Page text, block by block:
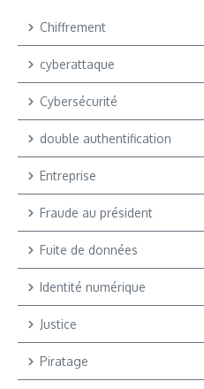
Chiffrement
cyberattaque
Cybersécurité
double authentification
Entreprise
Fraude au président
Fuite de données
Identité numérique
Justice
Piratage